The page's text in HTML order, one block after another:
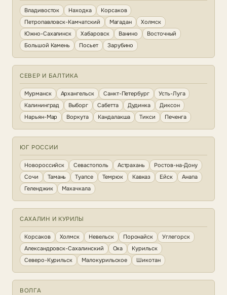
Владивосток Находка
Корсаков
Петропавловск-Камчатский
Магадан
Холмск
Южно-Сахалинск
Хабаровск Ванино
Восточный
Большой Камень
Посьет Зарубино
СЕВЕР И БАЛТИКА
Мурманск Архангельск Санкт-Петербург
Усть-Луга
Калининград
Выборг Сабетта Дудинка
Диксон
Нарьян-Мар
Воркута Кандалакша Тикси Печенга
ЮГ РОССИИ
Новороссийск Севастополь Астрахань
Ростов-на-Дону
Сочи
Тамань Туапсе Темрюк Кавказ Ейск
Анапа
Геленджик
Махачкала
САХАЛИН И КУРИЛЫ
Корсаков Холмск Невельск Поронайск
Углегорск
Александровск-Сахалинский
Оха
Курильск
Северо-Курильск
Малокурильское Шикотан
ВОЛГА